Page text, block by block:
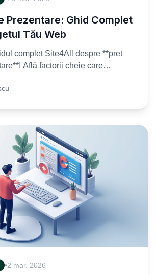
Prezentare: Ghid Complet
Tău Web
complet Site4All despre **pret
Află factorii cheie care
•2 mar. 2026